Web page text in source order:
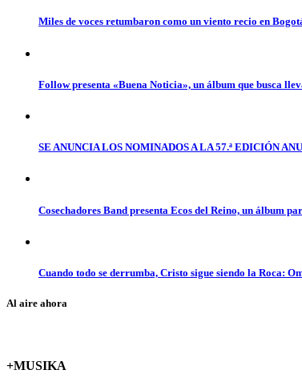
Miles de voces retumbaron como un viento recio en
Follow presenta «Buena Noticia», un álbum que busca
SE ANUNCIA LOS NOMINADOS A LA 57.ª EDICIÓN
Cosechadores Band presenta Ecos del Reino, un álbum
Cuando todo se derrumba, Cristo sigue siendo la Roca:
Al aire ahora
+MUSIKA